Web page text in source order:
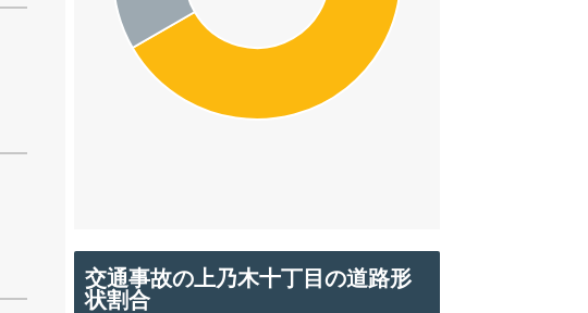
交通事故の上乃木十丁目の道路形
状割合